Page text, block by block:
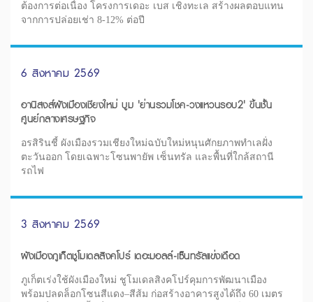
ต้องการต่อเนื่อง โครงการเดอะ เบส เชิงทะเล สร้างผลตอบแทน
จากการปล่อยเช่า 8-12% ต่อปี
6 สิงหาคม 2569
อานิสงส์ผังเมืองเชียงใหม่ บูม 'ย่านรวมโชค-วงแหวนรอบ2' ขึ้นชั้น
ศูนย์กลางเศรษฐกิจ
อรสิรินชี้ ผังเมืองรวมเชียงใหม่ฉบับใหม่หนุนศักยภาพทำเลฝั่ง
ตะวันออก โดยเฉพาะโซนพายัพ เซ็นทรัล และพื้นที่ใกล้สถานี
รถไฟ
3 สิงหาคม 2569
ผังเมืองภูเก็ตชูโมเดลสิงคโปร์ เดอะมอลล์-เซ็นทรัลแข่งเดือด
ภูเก็ตเร่งใช้ผังเมืองใหม่ ชูโมเดลสิงคโปร์คุมการพัฒนาเมือง
พร้อมปลดล็อกโซนสีแดง–สีส้ม ก่อสร้างอาคารสูงได้ถึง 60 เมตร